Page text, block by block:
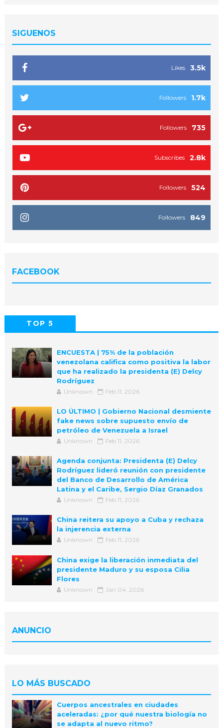
SIGUENOS
3.5k
Likes
1.7k
Followers
735
Followers
2.8k
Subscribes
524
Followers
849
Followers
FACEBOOK
TOP 5
ENCUESTA | 75% de la población
venezolana califica como positiva la labor
que ha realizado la presidenta (E) Delcy
Rodríguez
Unknown Feb 11, 2026
LO ÚLTIMO | Gobierno Nacional desmiente
fake news sobre supuesto envío de
petróleo de Venezuela a Israel
Unknown Feb 11, 2026
Agenda conjunta: Presidenta (E) Delcy
Rodríguez lideró reunión con presidente
del Banco de Desarrollo de América
Latina y el Caribe, Sergio Díaz Granados
Unknown Feb 11, 2026
China reitera su apoyo a Cuba y rechaza
la injerencia externa
Unknown Feb 11, 2026
China exige la liberación inmediata del
presidente Maduro y su esposa Cilia
Flores
Unknown Jan 04, 2026
ANUNCIO
LO MÁS BUSCADO
Cuerpos ancestrales en ciudades
aceleradas: ¿por qué nuestra biología no
se adapta al nuevo ritmo?